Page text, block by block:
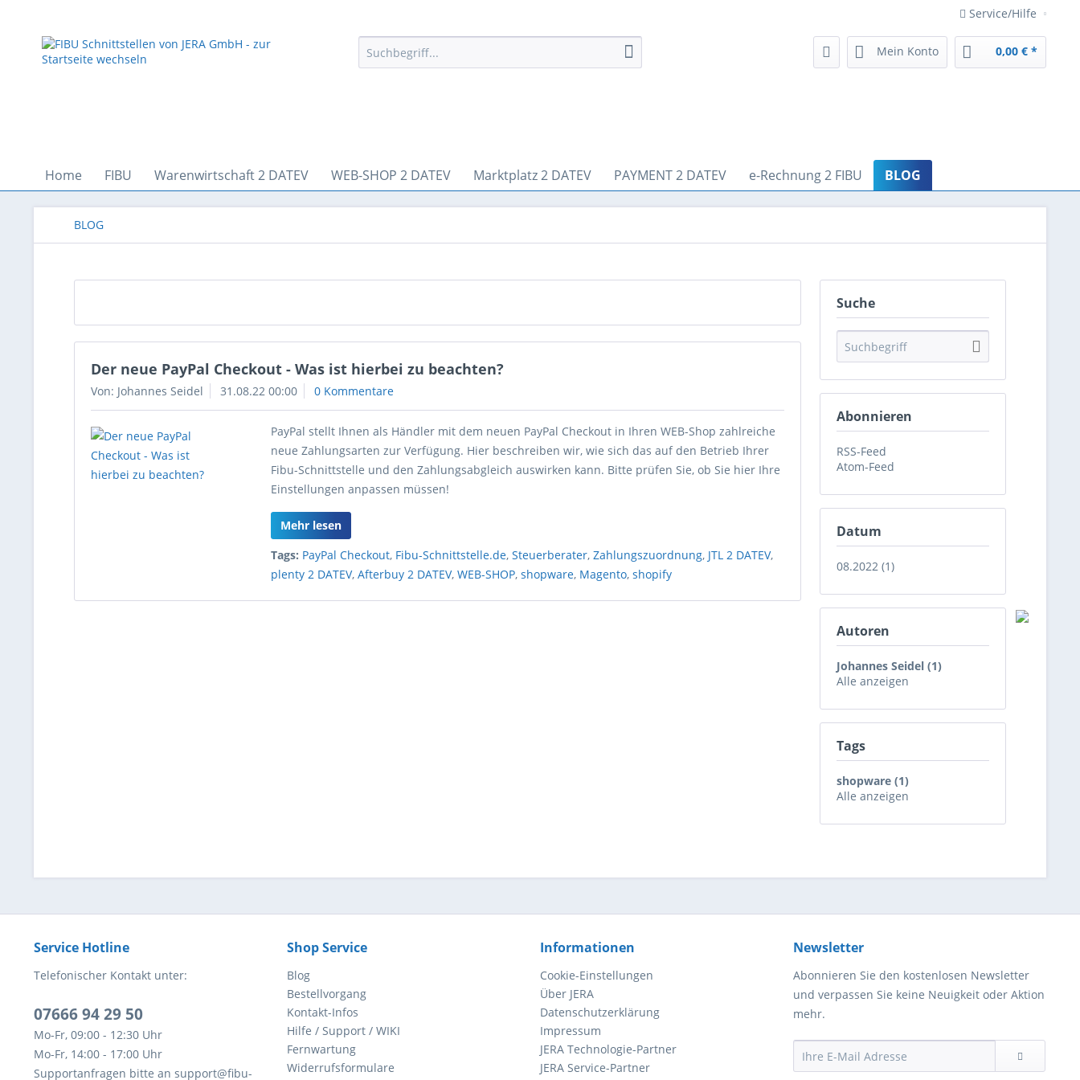
Service/Hilfe
Mein Konto 0,00 € *
Home FIBU Warenwirtschaft 2 DATEV WEB-SHOP 2 DATEV Marktplatz 2 DATEV PAYMENT 2 DATEV e-Rechnung 2 FIBU BLOG
BLOG
Suche
Abonnieren
RSS-Feed
Atom-Feed
Datum
08.2022 (1)
Autoren
Johannes Seidel (1)
Alle anzeigen
Tags
shopware (1)
Alle anzeigen
Der neue PayPal Checkout - Was ist hierbei zu beachten?
Von: Johannes Seidel 31.08.22 00:00 0 Kommentare
PayPal stellt Ihnen als Händler mit dem neuen PayPal Checkout in Ihren WEB-Shop zahlreiche
neue Zahlungsarten zur Verfügung. Hier beschreiben wir, wie sich das auf den Betrieb Ihrer
Fibu-Schnittstelle und den Zahlungsabgleich auswirken kann. Bitte prüfen Sie, ob Sie hier Ihre
Einstellungen anpassen müssen!
Mehr lesen
Tags: PayPal Checkout, Fibu-Schnittstelle.de,Steuerberater,Zahlungszuordnung, JTL 2 DATEV,
plenty 2 DATEV,Afterbuy 2 DATEV,WEB-SHOP,shopware, Magento,shopify
Service Hotline
Telefonischer Kontakt unter:
07666 94 29 50
Mo-Fr, 09:00 - 12:30 Uhr
Mo-Fr, 14:00 - 17:00 Uhr
Supportanfragen bitte an support@fibu-
Shop Service
Blog
Bestellvorgang
Kontakt-Infos
Hilfe / Support / WIKI
Fernwartung
Widerrufsformulare
Informationen
Cookie-Einstellungen
Über JERA
Datenschutzerklärung
Impressum
JERA Technologie-Partner
JERA Service-Partner
Newsletter
Abonnieren Sie den kostenlosen Newsletter
und verpassen Sie keine Neuigkeit oder Aktion
mehr.